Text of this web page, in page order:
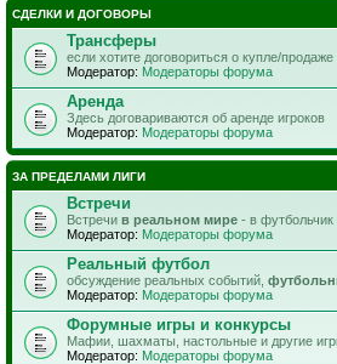
СДЕЛКИ И ДОГОВОРЫ
Трансферы
если хотите договориться о купле/продаже
Модератор: Модераторы форума
Аренда
Здесь договариваются об аренде игроков
Модератор: Модераторы форума
ЗА ПРЕДЕЛАМИ ЛИГИ
Встречи
Встречи в реальном мире - в футбольчик
Модератор: Модераторы форума
Реальный футбол
обсуждение реальных событий,
Модератор: Модераторы форума
Форумные игры и конкурсы
Мафии, шахматы, настольные и другие
Модератор: Модераторы форума